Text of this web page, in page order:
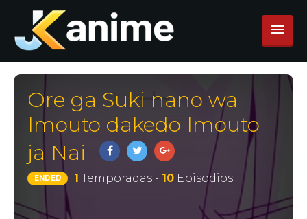
Ore ga Suki nano wa
Imouto dakedo Imouto
ja Nai
ENDED 1 Temporadas - 10Episodios